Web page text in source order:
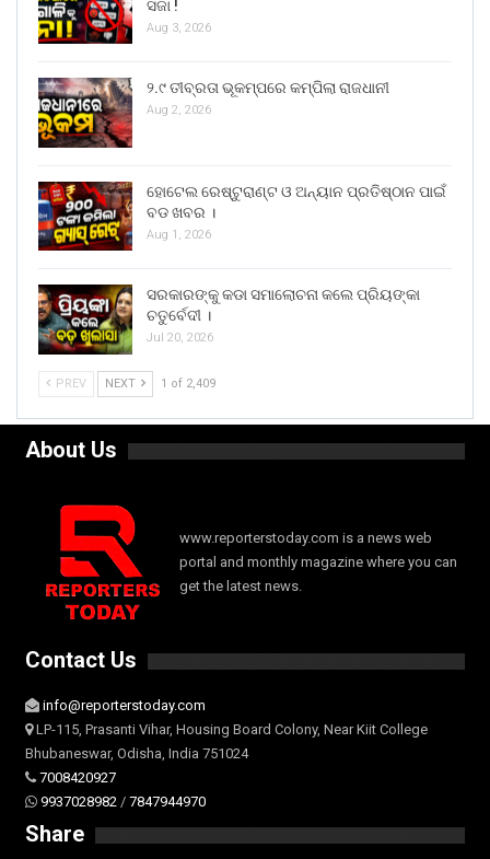
ସଜା !
Aug 3, 2026
୨.୯ ତୀବ୍ରତା ଭୂକମ୍ପରେ କମ୍ପିଲା ରାଜଧାନୀ
Aug 2, 2026
ହୋଟେଲ ରେଷ୍ଟୁରାଣ୍ଟ ଓ ଅନ୍ୟାନ ପ୍ରତିଷ୍ଠାନ ପାଇଁ
ବଡ ଖବର ।
Aug 1, 2026
ସରକାରଙ୍କୁ କଡା ସମାଲୋଚନା କଲେ ପ୍ରିୟଙ୍କା
ଚତୁର୍ବେଦୀ ।
Jul 20, 2026
PREV NEXT 1 of 2,409
About Us
www.reporterstoday.com is a news web
portal and monthly magazine where you can
get the latest news.
Contact Us
info@reporterstoday.com
LP-115, Prasanti Vihar, Housing Board Colony, Near Kiit College
Bhubaneswar, Odisha, India 751024
7008420927
9937028982 / 7847944970
Share